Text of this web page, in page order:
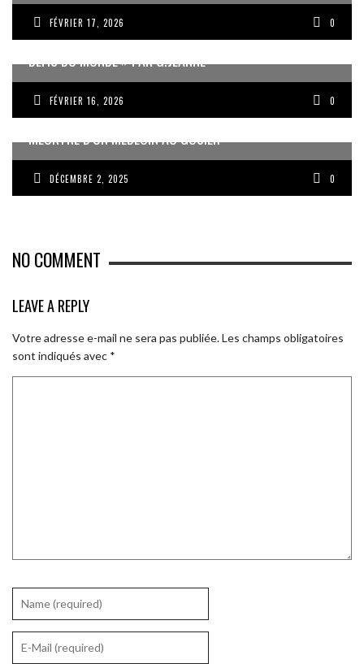
FÉVRIER 17, 2026 0
« UN GOSIER FIER, FORT ET RESPONSABLE FACE AUX
DÉFIS DU MONDE » PAR G.JEANNE
FÉVRIER 16, 2026 0
MEURTRE D’UN MÉDECIN AU GOSIER
DÉCEMBRE 2, 2025 0
NO COMMENT
LEAVE A REPLY
Votre adresse e-mail ne sera pas publiée.Les champs obligatoires
sont indiqués avec *